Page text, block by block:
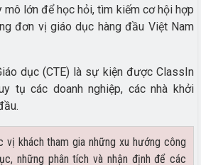
lớn để học hỏi, tìm kiếm cơ hội hợp
đơn vị giáo dục hàng đầu Việt Nam
dục (CTE) là sự kiện được ClassIn
tụ các doanh nghiệp, các nhà khởi
vị khách tham gia những xu hướng công
những phân tích và nhận định để các